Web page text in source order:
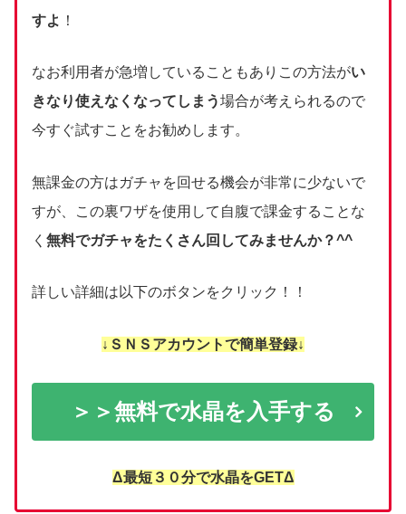
すよ ！
なお利用者が急増していることもありこの方法がい
きなり使えなくなってしまう場合が考えられるので
今すぐ試すことをお勧めします。
無課金の方はガチャを回せる機会が非常に少ないで
すが、この裏ワザを使用して自腹で課金することな
く 無料でガチャをたくさん回してみませんか？^^
詳しい詳細は以下のボタンをクリック！！
↓ＳＮＳアカウントで簡単登録↓
＞＞無料で水晶を入手する
Δ最短３０分で水晶をGETΔ